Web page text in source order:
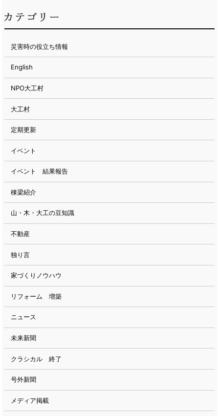
災害時の役立ち情報
English
NPO大工村
大工村
定期更新
イベント
イベント 結果報告
棟梁紹介
山・木・大工の豆知識
不動産
独り言
家づくりノウハウ
リフォーム 増築
ニュース
未来新聞
クラシカル 終了
号外新聞
メディア掲載